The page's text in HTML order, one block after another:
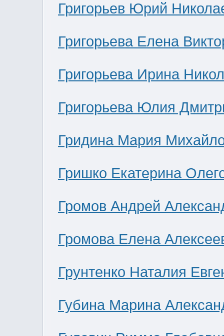
Григорьев Юрий
Григорьева Елена
Григорьева Ирина
Григорьева Юлия
Гридина Мария
Гришко Екатерина
Громов Андрей
Громова Елена
Грунтенко Наталия
Губина Марина